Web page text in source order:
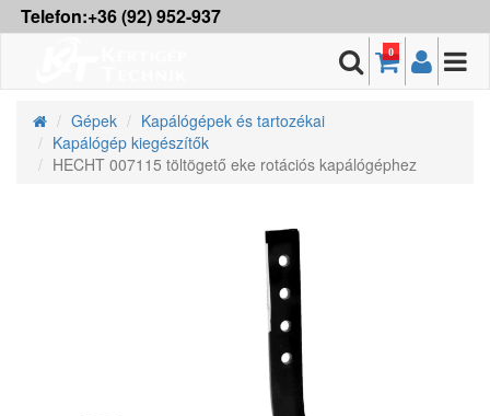
Telefon:+36 (92) 952-937
0
Gépek
Kapálógépek és tartozékai
Kapálógép kiegészítők
HECHT 007115 töltögető eke rotációs kapálógéphez